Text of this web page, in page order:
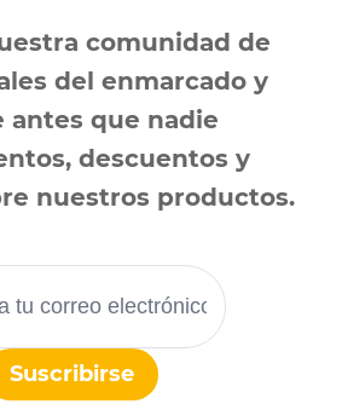
comunidad de
del enmarcado y
antes que nadie
descuentos y
nuestros productos.
Suscribirse